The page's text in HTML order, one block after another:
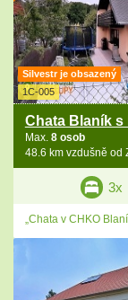
Silvestr je obsazený
1C-005
Chata Blaník s
Max. 8 osob
48.6 km vzdušně od
3x
„Chata v CHKO